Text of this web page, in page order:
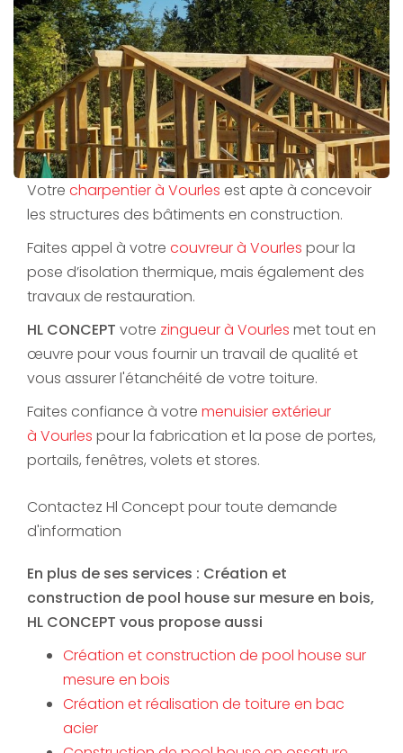
Votre charpentier à Vourles est apte à concevoir
les structures des bâtiments en construction.
Faites appel à votre couvreur à Vourles pour la
pose d’isolation thermique, mais également des
travaux de restauration.
HL CONCEPT votre zingueur à Vourles met tout en
œuvre pour vous fournir un travail de qualité et
vous assurer l'étanchéité de votre toiture.
Faites confiance à votre menuisier extérieur
à Vourles pour la fabrication et la pose de portes,
portails, fenêtres, volets et stores.
Contactez Hl Concept pour toute demande
d'information
En plus de ses services : Création et
construction de pool house sur mesure en bois,
HL CONCEPT vous propose aussi
Création et construction de pool house sur
mesure en bois
Création et réalisation de toiture en bac
acier